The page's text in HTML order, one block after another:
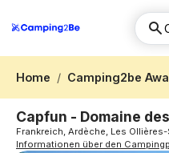
Home Camping2be
Capfun - Domaine
Frankreich, Ardèche, Les
Informationen über den